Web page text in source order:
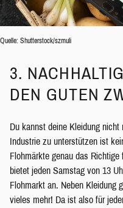
Quelle: Shutterstock/szmuli
3.
DEN GUTEN
Du kannst deine Kleidung
Industrie zu unterstützen ist
Flohmärkte genau das Richtige
bietet jeden Samstag von 13
Flohmarkt an. Neben Kleidung
vieles mehr! Da ist also für